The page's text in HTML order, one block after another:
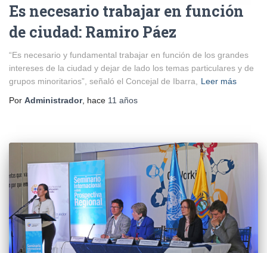
Es necesario trabajar en función
de ciudad: Ramiro Páez
“Es necesario y fundamental trabajar en función de los grandes
intereses de la ciudad y dejar de lado los temas particulares y de
grupos minoritarios”, señaló el Concejal de Ibarra,
Leer más
Por Administrador, hace 11 años